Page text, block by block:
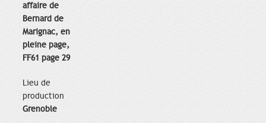
affaire de
Bernard de
Marignac, en
pleine page,
FF61 page 29
Lieu de
production
Grenoble